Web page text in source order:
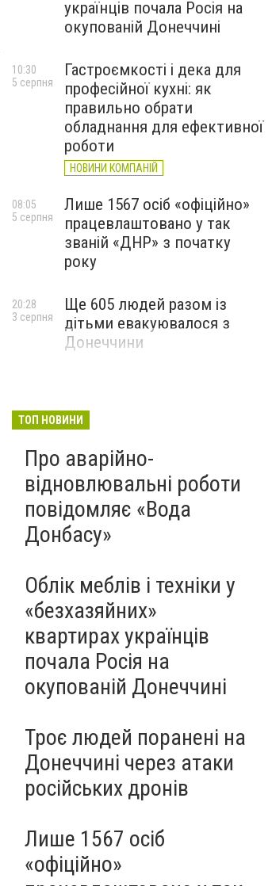
українців почала Росія на
окупованій Донеччині
Гастроємкості і дека для
професійної кухні: як
правильно обрати
обладнання для ефективної
роботи
НОВИНИ КОМПАНІЙ
10:30
5 серпня
Лише 1567 осіб «офіційно»
працевлаштовано у так
званій «ДНР» з початку
року
08:05
5 серпня
Ще 605 людей разом із
дітьми евакуювалося з
Донеччини
20:28
3 серпня
ТОП НОВИНИ
Про аварійно-
відновлювальні роботи
повідомляє «Вода
Донбасу»
Облік меблів і техніки у
«безхазяйних»
квартирах українців
почала Росія на
окупованій Донеччині
Троє людей поранені на
Донеччині через атаки
російських дронів
Лише 1567 осіб
«офіційно»